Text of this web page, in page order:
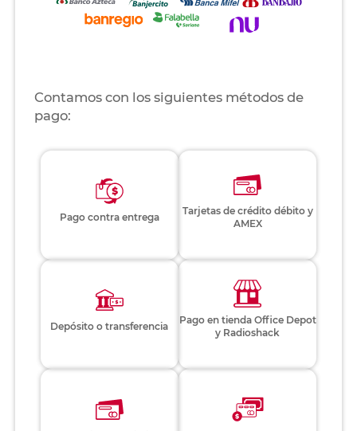
Contamos con los siguientes métodos de
pago:
Pago contra entrega
Tarjetas de crédito débito y
AMEX
Depósito o transferencia
Pago en tienda Office Depot
y Radioshack